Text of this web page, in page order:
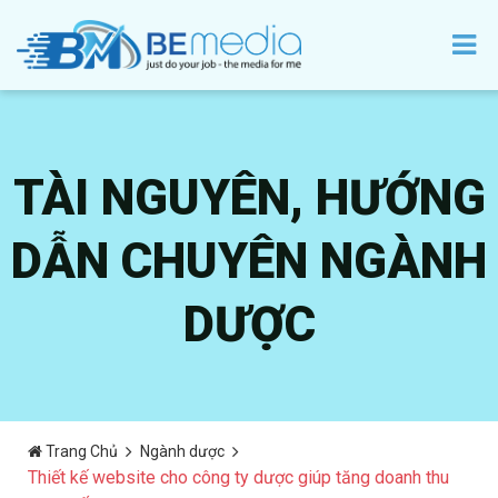
TÀI NGUYÊN, HƯỚNG
DẪN CHUYÊN NGÀNH
DƯỢC
Trang Chủ Ngành dược
Thiết kế website cho công ty dược giúp tăng doanh thu